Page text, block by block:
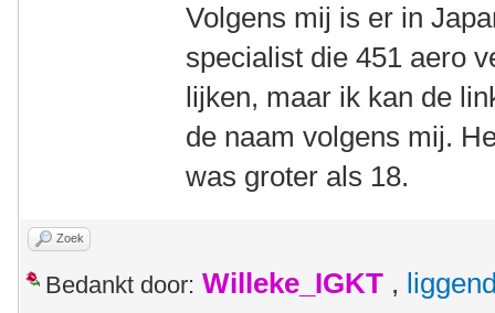
Volgens mij is er in
specialist die 451 aero
lijken, maar ik kan de
de naam volgens mij.
was groter als 18.
Zoek
Bedankt door: Willeke_IGKT ,